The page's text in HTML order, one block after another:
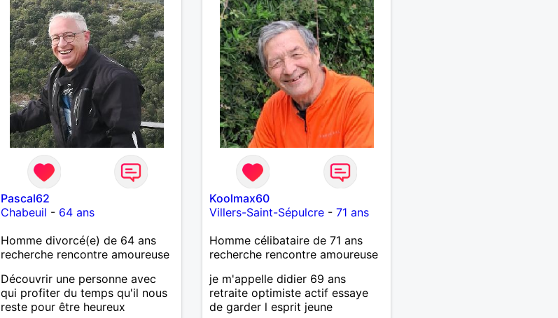
Pascal62
Chabeuil - 64 ans
Homme divorcé(e) de 64 ans
recherche rencontre amoureuse
Découvrir une personne avec
qui profiter du temps qu'il nous
reste pour être heureux
Koolmax60
Villers-Saint-Sépulcre -71 ans
Homme célibataire de 71 ans
recherche rencontre amoureuse
je m'appelle didier 69 ans
retraite optimiste actif essaye
de garder l esprit jeune